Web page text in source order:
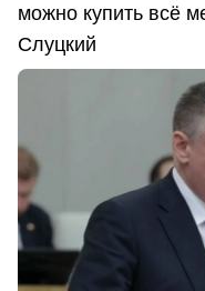
можно купить всё
Слуцкий